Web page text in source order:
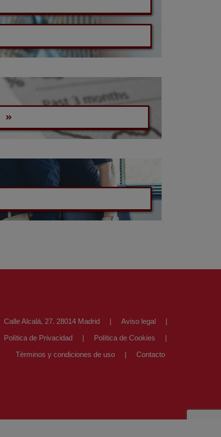
Calle Alcalá, 27. 28014 Madrid
Aviso legal
Política de Privacidad
Política de Cookies
Términos y condiciones de uso
Contacto